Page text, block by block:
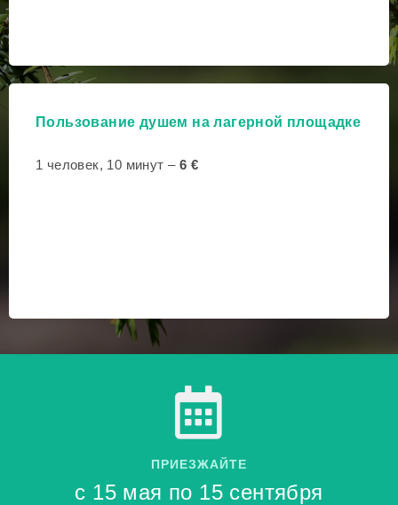
Пользование душем на лагерной площадке
1 человек, 10 минут – 6 €
ПРИЕЗЖАЙТЕ
с 15 мая по 15 сентября